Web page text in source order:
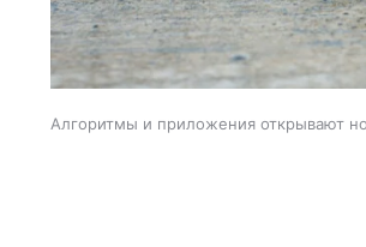
Алгоритмы и приложения открывают